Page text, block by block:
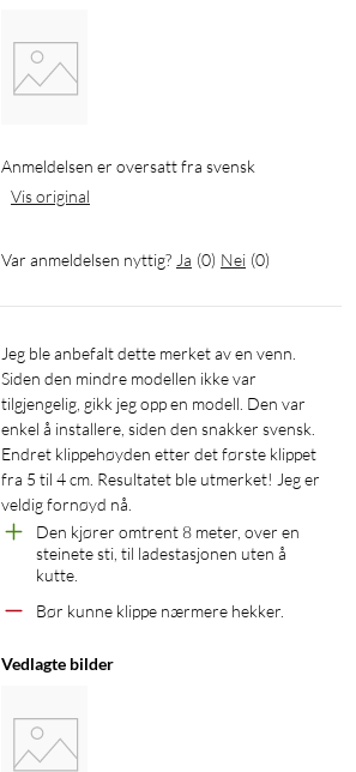
Anmeldelsen er oversatt fra svensk
Vis original
Var anmeldelsen nyttig? Ja (0) Nei (0)
Jeg ble anbefalt dette merket av en venn.
Siden den mindre modellen ikke var
tilgjengelig, gikk jeg opp en modell. Den var
enkel å installere, siden den snakker svensk.
Endret klippehøyden etter det første klippet
fra 5 til 4 cm. Resultatet ble utmerket! Jeg er
veldig fornøyd nå.
Den kjører omtrent 8 meter, over en
steinete sti, til ladestasjonen uten å
kutte.
Bør kunne klippe nærmere hekker.
Vedlagte bilder